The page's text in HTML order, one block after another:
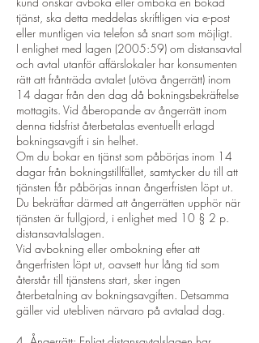
tjänst, ska detta meddelas skriftligen via e-post
eller muntligen via telefon så snart som möjligt.
I enlighet med lagen (2005:59) om distansavtal
och avtal utanför affärslokaler har konsumenten
rätt att frånträda avtalet (utöva ångerrätt) inom
14 dagar från den dag då bokningsbekräftelse
mottagits. Vid åberopande av ångerrätt inom
denna tidsfrist återbetalas eventuellt erlagd
bokningsavgift i sin helhet.
Om du bokar en tjänst som påbörjas inom 14
dagar från bokningstillfället, samtycker du till att
tjänsten får påbörjas innan ångerfristen löpt ut.
Du bekräftar därmed att ångerrätten upphör när
tjänsten är fullgjord, i enlighet med 10 § 2 p.
distansavtalslagen.
Vid avbokning eller ombokning efter att
ångerfristen löpt ut, oavsett hur lång tid som
återstår till tjänstens start, sker ingen
återbetalning av bokningsavgiften. Detsamma
gäller vid utebliven närvaro på avtalad dag.